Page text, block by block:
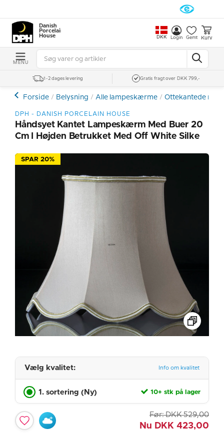
Danish
Porcelain
House
DKK Login Gemt Kurv
MENU
1-2 dages levering Gratis fragt over DKK 799,-
Forside Belysning Alle lampeskærme Ottekantede med
DPH - DANISH PORCELAIN HOUSE
Håndsyet Kantet Lampeskærm Med Buer 20
Cm I Højden Betrukket Med Off White Silke
SPAR 20%
Vælg kvalitet: Info om kvalitet
1. sortering (Ny) 10+ stk på lager
Før: DKK 529,00
Nu DKK 423,00